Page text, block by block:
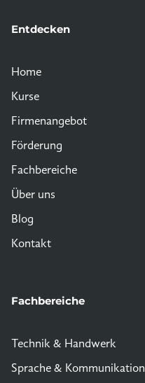
Entdecken
Home
Kurse
Firmenangebot
Förderung
Fachbereiche
Über uns
Blog
Kontakt
Fachbereiche
Technik & Handwerk
Sprache & Kommunikation